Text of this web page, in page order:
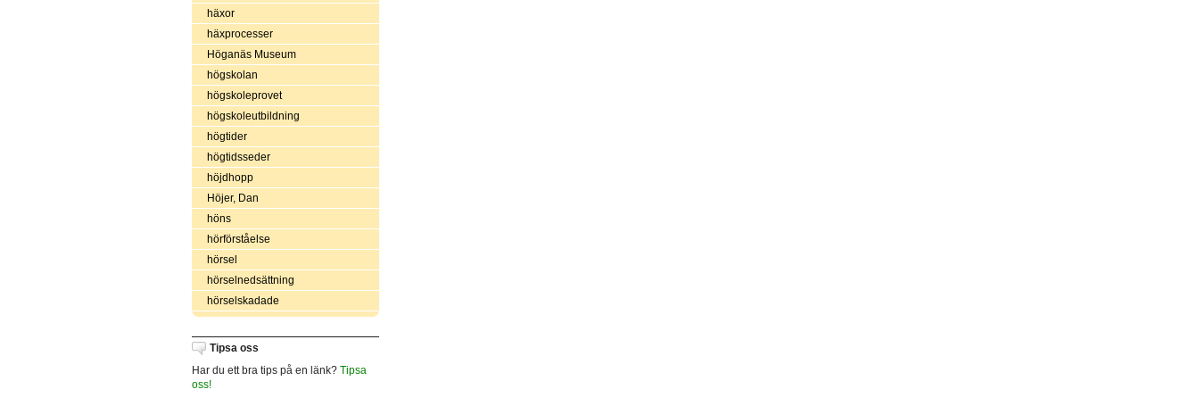
häxor
häxprocesser
Höganäs Museum
högskolan
högskoleprovet
högskoleutbildning
högtider
högtidsseder
höjdhopp
Höjer, Dan
höns
hörförståelse
hörsel
hörselnedsättning
hörselskadade
Tipsa oss
Har du ett bra tips på en länk? Tipsa
oss!